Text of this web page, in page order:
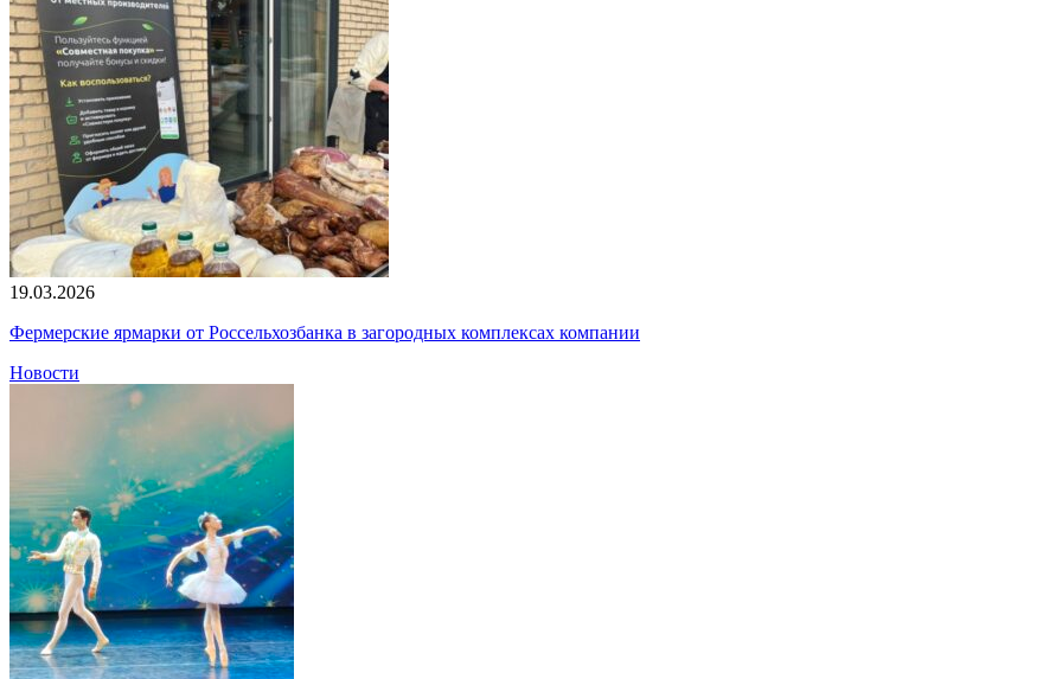
19.03.2026
Фермерские ярмарки от Россельхозбанка в загородных комплексах компании
Новости